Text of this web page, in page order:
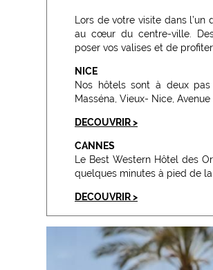
Lors de votre visite dans l’un
au cœur du centre-ville.
poser vos valises et de
NICE
Nos hôtels sont à deux
Masséna, Vieux- Nice, Avenue
DECOUVRIR >
CANNES
Le Best Western Hôtel des
quelques minutes à pied de
DECOUVRIR >
MENTON
Vous êtes à quelques pas
marché couvert...